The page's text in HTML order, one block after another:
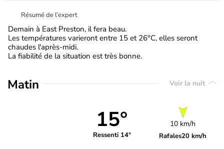
Résumé de l’expert
Demain à East Preston, il fera beau.
Les températures varieront entre 15 et 26°C, elles seront
chaudes l'après-midi.
La fiabilité de la situation est très bonne.
Matin Voir la nuit
15°
Ressenti 14°
10 km/h
Rafales20 km/h